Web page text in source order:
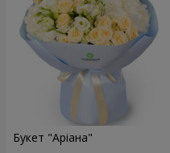
Букет "Аріана"